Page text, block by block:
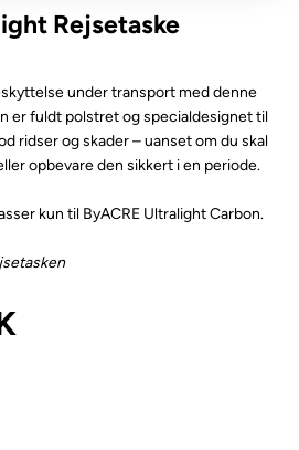
Rejsetaske
under transport med denne
er fuldt polstret og specialdesignet til
ridser og skader – uanset om du skal
opbevare den sikkert i en periode.
kun til ByACRE Ultralight Carbon.